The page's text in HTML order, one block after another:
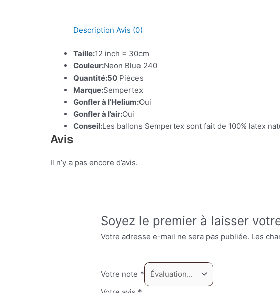
Description Avis (0)
Taille:12 inch = 30cm
Couleur:Neon Blue 240
Quantité:50 Pièces
Marque:Sempertex
Gonfler à l’Helium:Oui
Gonfler à l’air:Oui
Conseil:Les ballons Sempertex sont fait de 100% latex
Avis
Il n’y a pas encore d’avis.
Soyez le premier à laisser
Votre adresse e-mail ne sera pas publiée. Les
Votre note *